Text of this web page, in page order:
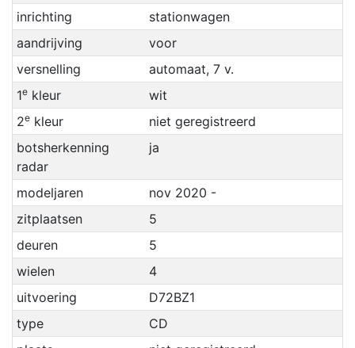
inrichting
stationwagen
aandrijving
voor
versnelling
automaat, 7 v.
1ekleur
wit
2ekleur
niet geregistreerd
botsherkenning
radar
ja
modeljaren
nov 2020 -
zitplaatsen
5
deuren
5
wielen
4
uitvoering
D72BZ1
type
CD